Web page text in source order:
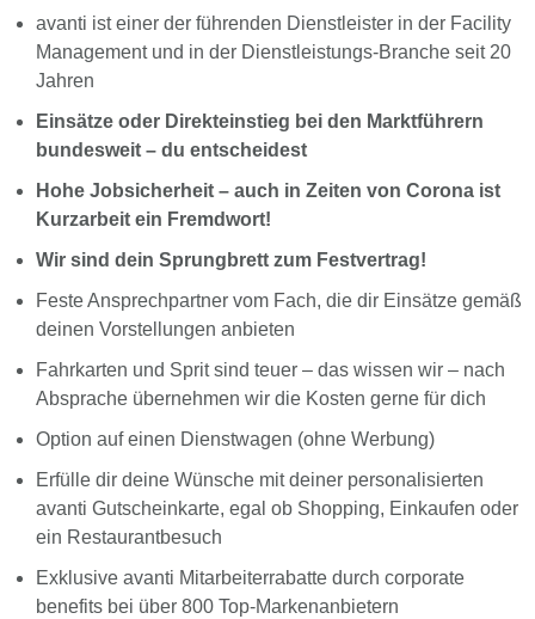
avanti ist einer der führenden Dienstleister in der Facility
Management und in der Dienstleistungs-Branche seit 20
Jahren
Einsätze oder Direkteinstieg bei den Marktführern
bundesweit – du entscheidest
Hohe Jobsicherheit – auch in Zeiten von Corona ist
Kurzarbeit ein Fremdwort!
Wir sind dein Sprungbrett zum Festvertrag!
Feste Ansprechpartner vom Fach, die dir Einsätze gemäß
deinen Vorstellungen anbieten
Fahrkarten und Sprit sind teuer – das wissen wir – nach
Absprache übernehmen wir die Kosten gerne für dich
Option auf einen Dienstwagen (ohne Werbung)
Erfülle dir deine Wünsche mit deiner personalisierten
avanti Gutscheinkarte, egal ob Shopping, Einkaufen oder
ein Restaurantbesuch
Exklusive avanti Mitarbeiterrabatte durch corporate
benefits bei über 800 Top-Markenanbietern